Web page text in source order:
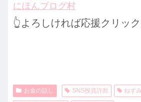
にほんブログ村
👆よろしければ応援クリッ
お金の話し SNS投資詐欺 ねず